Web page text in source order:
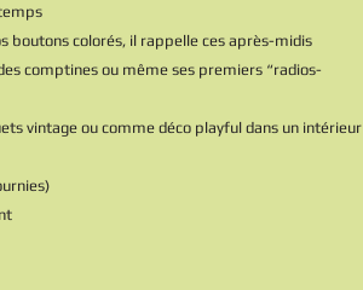
boutons colorés, il rappelle ces après-midis
comptines ou même ses premiers “radios-
vintage ou comme déco playful dans un intérieur